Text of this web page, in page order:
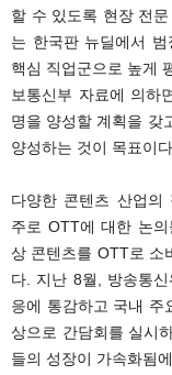
할 수 있도록 현장 전
는 한국판 뉴딜에서
핵심 직업군으로 높게
보통신부 자료에 의하
명을 양성할 계획을 갖
양성하는 것이 목표이다.
다양한 콘텐츠 산업의
주로 OTT에 대한 논
상 콘텐츠를 OTT로 소
다. 지난 8월, 방송통
응에 통감하고 국내 주
상으로 간담회를 실시
들의 성장이 가속화됨